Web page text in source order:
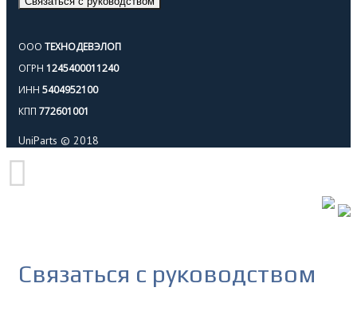
ООО ТЕХНОДЕВЭЛОП
ОГРН 1245400011240
ИНН 5404952100
КПП 772601001
UniParts © 2018
Связаться с руководством